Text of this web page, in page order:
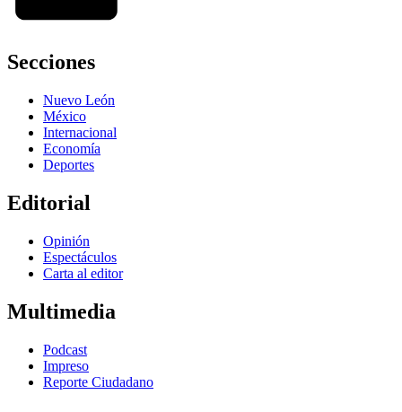
Secciones
Nuevo León
México
Internacional
Economía
Deportes
Editorial
Opinión
Espectáculos
Carta al editor
Multimedia
Podcast
Impreso
Reporte Ciudadano